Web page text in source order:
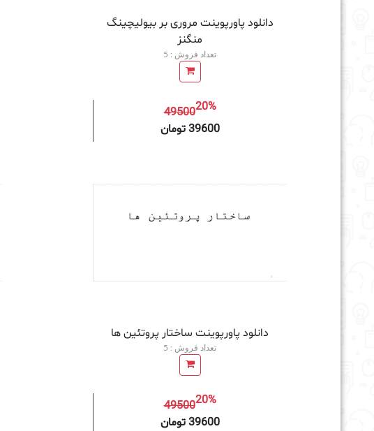
دانلود پاورپوینت مروری بر بیولیچینگ
منگنز
تعداد فروش : 5
4950020%
39600 تومان
دانلود پاورپوینت ساختار پروتئین ها
تعداد فروش : 5
4950020%
39600 تومان